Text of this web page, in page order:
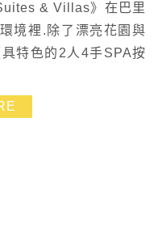
& Villas》在巴里
境裡.除了漂亮花園與
特色的2人4手SPA按
得我們啦!!